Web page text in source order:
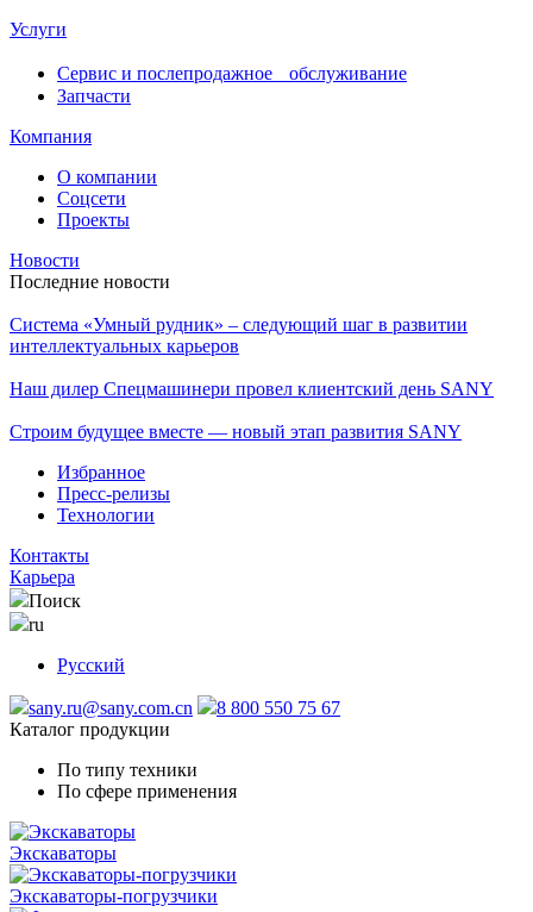
Услуги
Сервис и послепродажное обслуживание
Запчасти
Компания
О компании
Соцсети
Проекты
Новости
Последние новости
Система «Умный рудник» – следующий шаг в развитии
интеллектуальных карьеров
Наш дилер Спецмашинери провел клиентский день SANY
Строим будущее вместе — новый этап развития SANY
Избранное
Пресс-релизы
Технологии
Контакты
Карьера
Поиск
ru
Русский
sany.ru@sany.com.cn
8 800 550 75 67
Каталог продукции
По типу техники
По сфере применения
Экскаваторы
Экскаваторы-погрузчики